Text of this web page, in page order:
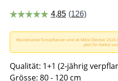
Wurzelnackte Forstpflanzen sind ab Mitte Oktober 2026
jetzt für Herbst
Qualität: 1+1 (2-jährig
Grösse: 80 - 120 cm